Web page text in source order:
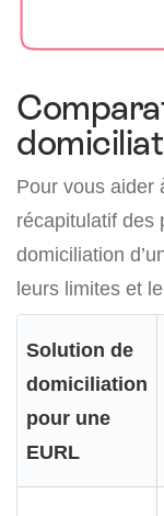
Pour vous aider
récapitulatif des
domiciliation
leurs limites et
Solution de
domiciliation
pour une
EURL